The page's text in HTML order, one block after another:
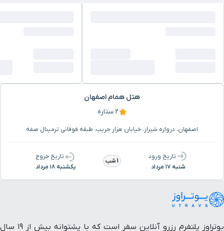
هتل همام اصفهان
2 ستاره
اصفهان، دروازه شیراز، خیابان هزار جریب، طبقه فوقانی ترمینال صفه
تاریخ ورود
شنبه ۱۷ مرداد
1 شب
تاریخ خروج
یکشنبه ۱۸ مرداد
یوتراوز پلتفرم رزرو آنلاین سفر است که با پشتوانه بیش از ۱۹ سال